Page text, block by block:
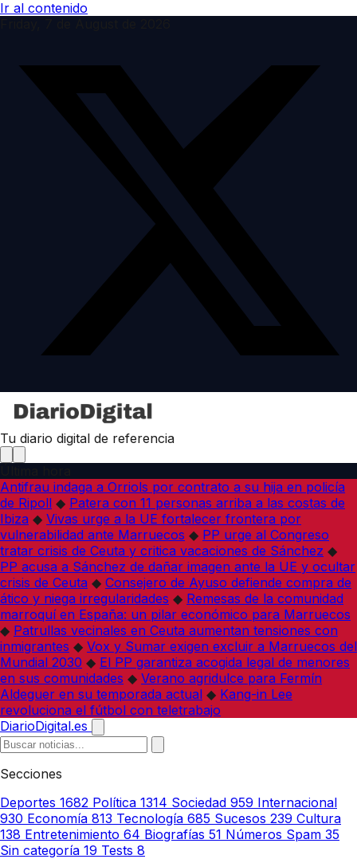
Ir al contenido
Tu diario digital de referencia
Antifrau indaga a Orriols por contrato a su hija en policía
de Ripoll ◆ Patera con 11 personas arriba a las costas de
Ibiza ◆ Vivas urge a la UE fortalecer frontera por
vulnerabilidad ante Marruecos ◆ PP urge al Congreso
tratar crisis de Ceuta y critica vacaciones de Sánchez ◆
PP acusa a Sánchez de dañar imagen ante la UE y ocultar
crisis de Ceuta ◆ Consejero de Ayuso defiende compra de
ático y niega irregularidades ◆ Remesas de la comunidad
marroquí en España: un pilar económico para Marruecos
◆ Patrullas vecinales en Ceuta aumentan tensiones con
inmigrantes ◆ Vox y Sumar exigen excluir a Marruecos del
Mundial 2030 ◆ El PP garantiza acogida legal de menores
en sus comunidades ◆ Verano agridulce para Fermín
Aldeguer en su temporada actual ◆ Kang-in Lee
revoluciona el fútbol con teletrabajo
DiarioDigital.es
Secciones
Deportes 1682 Política 1314 Sociedad 959 Internacional
930 Economía 813 Tecnología 685 Sucesos 239 Cultura
138 Entretenimiento 64 Biografías 51 Números Spam 35
Sin categoría 19 Tests 8